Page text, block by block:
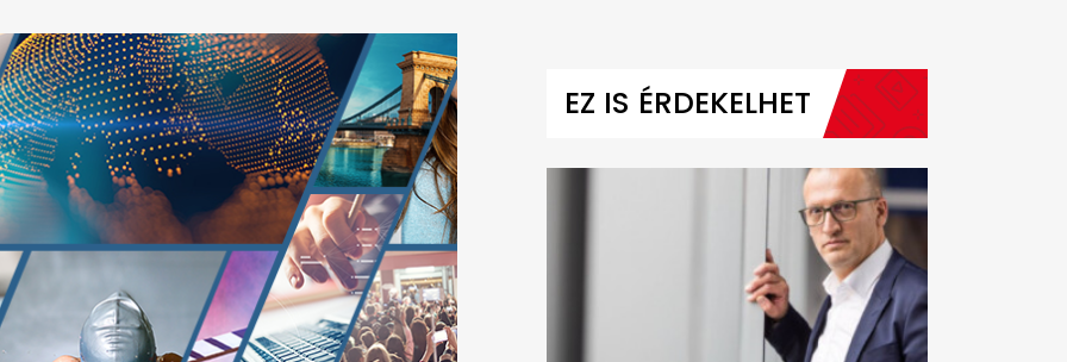
EZ IS ÉRDEKELHET